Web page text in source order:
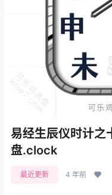
易经生辰仪时计之
盘.clock
最近更新 4 年前